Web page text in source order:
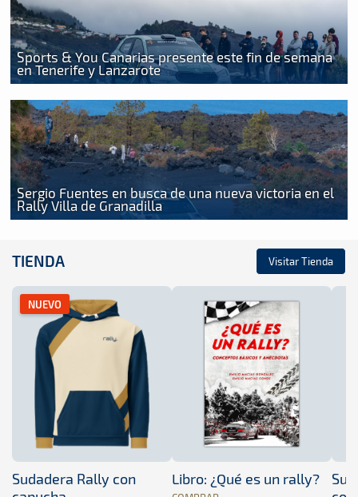
Sports & You Canarias presente este fin de semana
en Tenerife y Lanzarote
Sergio Fuentes en busca de una nueva victoria en el
Rally Villa de Granadilla
TIENDA Visitar Tienda
NUEVO
Sudadera Rally con
Libro: ¿Qué es un rally?